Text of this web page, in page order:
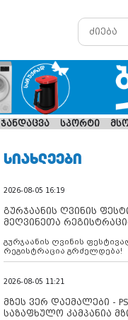
ჯანდაცვა სპორტი
ᲡᲘᲐᲮᲚᲔᲔᲑᲘ
2026-08-05 16:19
გურჯაანის ღვინის
მეღვინეთა
გურჯაანის ღვინის
რეგისტრაცია გრძელდება!
2026-08-05 11:21
მზეს ვერ დაემალები -
საზაფხულო კამპანია